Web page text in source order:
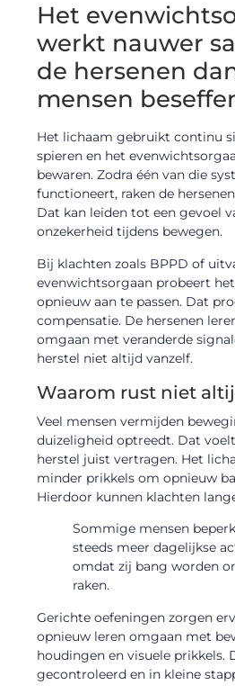
Het
werkt nauwer
de hersenen
mensen
Het lichaam gebruikt continu
spieren en het
bewaren. Zodra één van die
functioneert, raken de
Dat kan leiden tot een gevoel
onzekerheid tijdens bewegen.
Bij klachten zoals BPPD of
evenwichtsorgaan probeert
opnieuw aan te passen. Dat
compensatie. De hersenen
omgaan met veranderde
herstel niet altijd vanzelf.
Waarom rust niet
Veel mensen vermijden
duizeligheid optreedt. Dat
herstel juist vertragen. Het
minder prikkels om opnieuw
Hierdoor kunnen klachten
Sommige mensen
steeds meer dagelijkse
omdat zij bang worden
raken.
Gerichte oefeningen zorgen
opnieuw leren omgaan met
houdingen en visuele prikkels.
gecontroleerd en in kleine